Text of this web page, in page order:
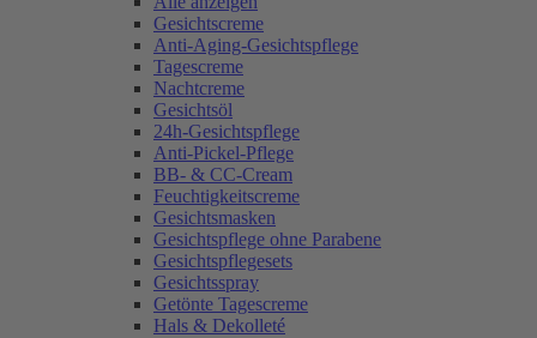
Gesichtscreme
Anti-Aging-Gesichtspflege
Tagescreme
Nachtcreme
Gesichtsöl
24h-Gesichtspflege
Anti-Pickel-Pflege
BB- & CC-Cream
Feuchtigkeitscreme
Gesichtsmasken
Gesichtspflege ohne Parabene
Gesichtspflegesets
Gesichtsspray
Getönte Tagescreme
Hals & Dekolleté